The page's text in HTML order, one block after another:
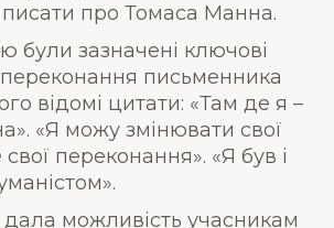
писати про Томаса Манна.
були зазначені ключові
переконання письменника
відомі цитати: «Там де я –
«Я можу змінювати свої
переконання». «Я був і
можливість учасникам